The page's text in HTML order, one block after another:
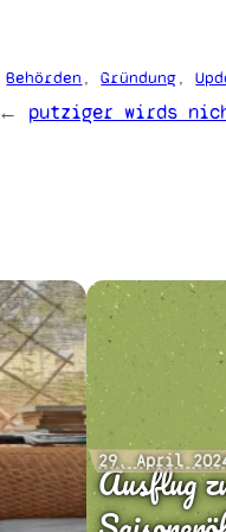
Behörden , Gründung,
←
putziger wirds
Ausflug
29. April